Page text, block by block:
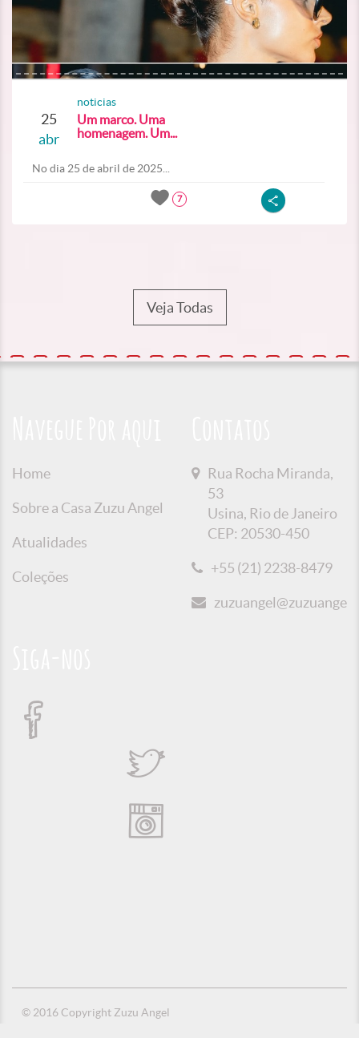
25
abr
noticias
Um marco. Uma
homenagem. Um...
No dia 25 de abril de 2025...
7
Veja Todas
Home
Sobre a Casa Zuzu Angel
Atualidades
Coleções
Rua Rocha Miranda,
53
Usina, Rio de Janeiro
CEP: 20530-450
+55 (21) 2238-8479
© 2016 Copyright Zuzu Angel